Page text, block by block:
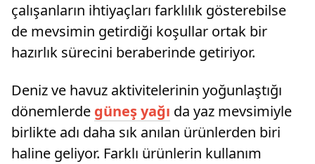
çalışanların ihtiyaçları farklılık gösterebilse
de mevsimin getirdiği koşullar ortak bir
hazırlık sürecini beraberinde getiriyor.
Deniz ve havuz aktivitelerinin yoğunlaştığı
dönemlerde güneş yağı da yaz mevsimiyle
birlikte adı daha sık anılan ürünlerden biri
haline geliyor. Farklı ürünlerin kullanım